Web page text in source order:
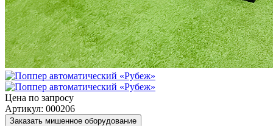
Цена по запросу
Артикул: 000206
Заказать мишенное оборудование